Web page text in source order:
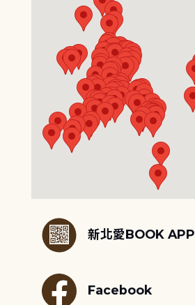
新北愛BOOK APP
Facebook